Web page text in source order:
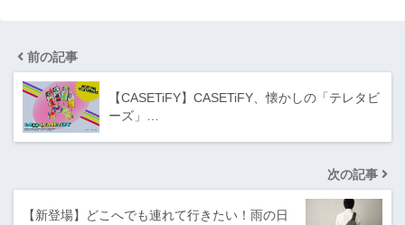
前の記事
【CASETiFY】CASETiFY、懐かしの「テレタビ
ーズ」…
次の記事
【新登場】どこへでも連れて行きたい！雨の日